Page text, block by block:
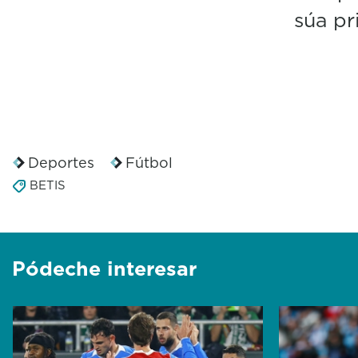
súa
Deportes Fútbol
BETIS
Pódeche interesar